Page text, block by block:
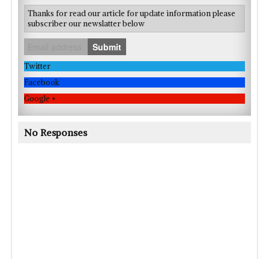
Thanks for read our article for update information please
subscriber our newslatter below
Submit
Twitter
Facebook
Google +
No Responses